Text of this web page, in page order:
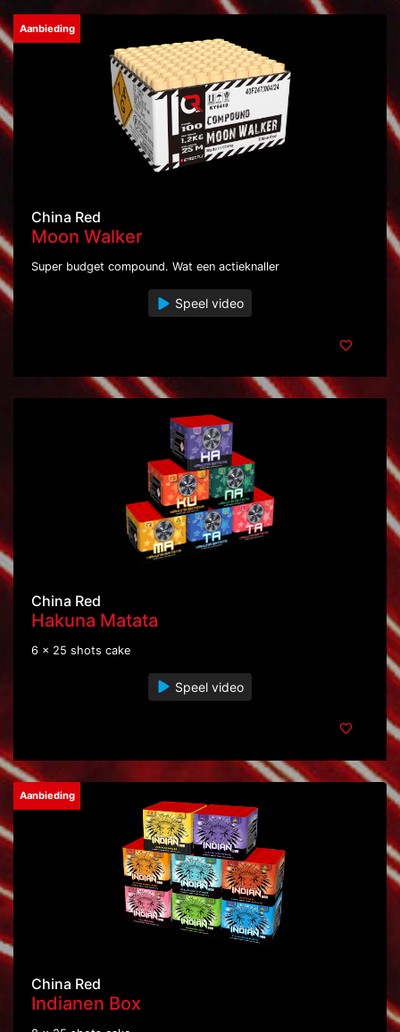
Aanbieding
China Red
Moon Walker
Super budget compound. Wat een actieknaller
Speel video
China Red
Hakuna Matata
6 x 25 shots cake
Speel video
Aanbieding
China Red
Indianen Box